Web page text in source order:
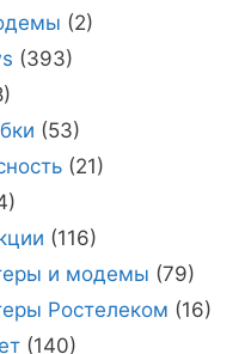
(2)
(393)
(53)
(21)
(116)
и модемы (79)
Ростелеком (16)
(140)